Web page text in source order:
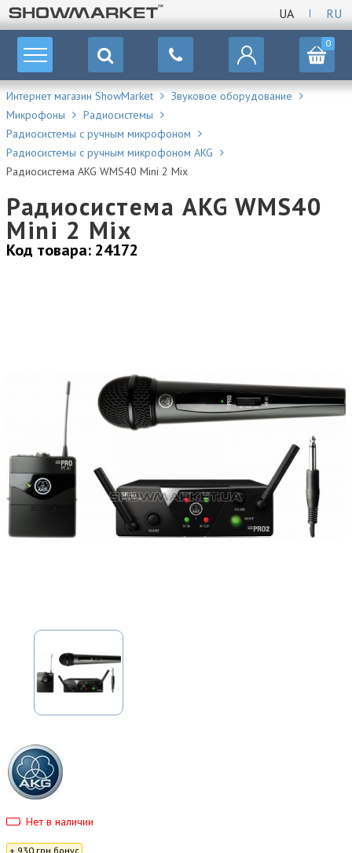
UA RU
0
Интернет магазин ShowMarket
Звуковое оборудование
Микрофоны
Радиосистемы
Радиосистемы с ручным микрофоном
Радиосистемы с ручным микрофоном AKG
Радиосистема AKG WMS40 Mini 2 Mix
Радиосистема AKG WMS40
Mini 2 Mix
Код товара: 24172
Нет в наличии
+ 930 грн бонус